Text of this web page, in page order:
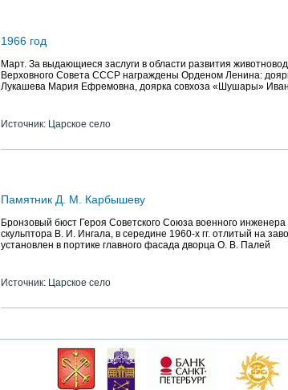
1966 год
Март. За выдающиеся заслуги в области развития
Верховного Совета СССР награждены Орденом Ленина:
Лукашева Мария Ефремовна, доярка совхоза «Шушары»
Источник: Царское село
Памятник Д. М. Карбышеву
Бронзовый бюст Героя Советского Союза военного
скульптора В. И. Ингала, в середине 1960-х гг. отлитый на
установлен в портике главного фасада дворца О. В. Палей
Источник: Царское село